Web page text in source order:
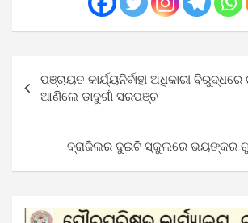
navigation
ପଞ୍ଚାୟତ କାର୍ଯ୍ୟନିର୍ବାହୀ ଅଧିକାରୀ
ଆଣିଲେ ଡାବୁଗାଁ ସରପଞ୍ଚ
ବ୍ରାଜିଲର ଦୁଇଟି ସ୍କୁଲରେ ଭୟଙ୍କର